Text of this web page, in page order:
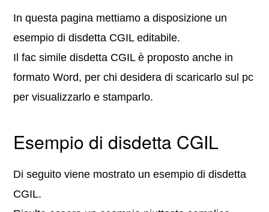
In questa pagina mettiamo a disposizione un
esempio di disdetta CGIL editabile.
Il fac simile disdetta CGIL è proposto anche in
formato Word, per chi desidera di scaricarlo sul pc
per visualizzarlo e stamparlo.
Esempio di disdetta CGIL
Di seguito viene mostrato un esempio di disdetta
CGIL.